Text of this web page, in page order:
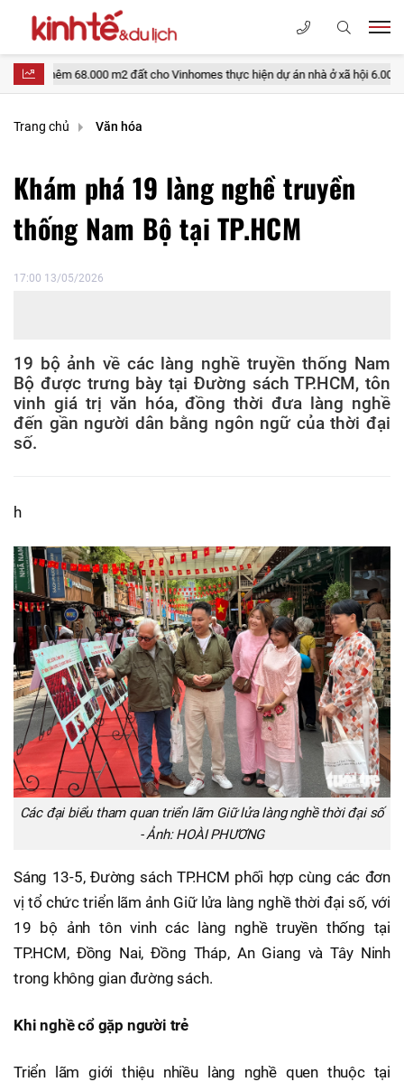
m2 đất cho Vinhomes thực hiện dự án nhà ở xã hội 6.000 tỷ đồng
Trang chủ Văn hóa
Khám phá 19 làng nghề truyền
thống Nam Bộ tại TP.HCM
17:00 13/05/2026
19 bộ ảnh về các làng nghề truyền thống Nam
Bộ được trưng bày tại Đường sách TP.HCM, tôn
vinh giá trị văn hóa, đồng thời đưa làng nghề
đến gần người dân bằng ngôn ngữ của thời đại
số.
h
Các đại biểu tham quan triển lãm Giữ lửa làng nghề thời đại số
- Ảnh: HOÀI PHƯƠNG
Sáng 13-5, Đường sách TP.HCM phối hợp cùng các đơn
vị tổ chức triển lãm ảnh Giữ lửa làng nghề thời đại số, với
19 bộ ảnh tôn vinh các làng nghề truyền thống tại
TP.HCM, Đồng Nai, Đồng Tháp, An Giang và Tây Ninh
trong không gian đường sách.
Khi nghề cổ gặp người trẻ
Triển lãm giới thiệu nhiều làng nghề quen thuộc tại